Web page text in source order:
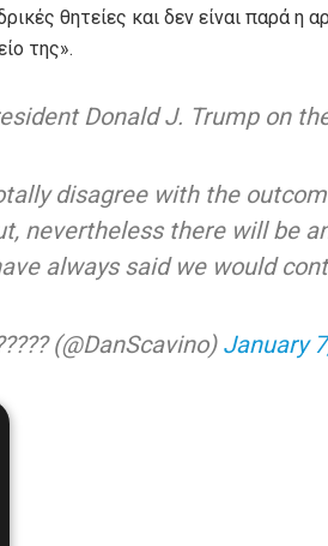
θητείες και δεν είναι παρά η
της».
Donald J. Trump on
disagree with the
nevertheless there will be
always said we would
(@DanScavino) January